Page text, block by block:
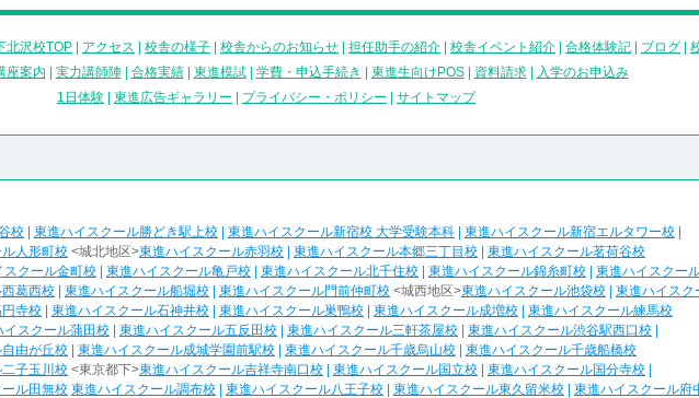
北沢校TOP アクセス 校舎の様子 校舎からのお知らせ 担任助手の紹介 校舎イベント紹介 合格体験記 ブログ
座案内 実力講師陣| 合格実績| 東進模試| 学費・申込手続き 東進生向けPOS| 資料請求|
入学のお申込み
1日体験
東進広告ギャラリー プライバシー・ポリシー サイトマップ
校 東進ハイスクール勝どき駅上校 東進ハイスクール新宿校 大学受験本科 東進ハイスクール新宿エルタワー校
人形町校 <城北地区>東進ハイスクール赤羽校 東進ハイスクール本郷三丁目校
東進ハイスクール茗荷谷校
スクール金町校 東進ハイスクール亀戸校 東進ハイスクール北千住校 東進ハイスクール錦糸町校 東進ハイスクー
葛西校 東進ハイスクール船堀校 東進ハイスクール門前仲町校 <城西地区>東進ハイスクール池袋校 東進ハイスク
寺校 東進ハイスクール石神井校 東進ハイスクール巣鴨校 東進ハイスクール成増校
東進ハイスクール練馬校
イスクール蒲田校 東進ハイスクール五反田校 東進ハイスクール三軒茶屋校 東進ハイスクール渋谷駅西口校
由が丘校 東進ハイスクール成城学園前駅校 東進ハイスクール千歳烏山校
東進ハイスクール千歳船橋校
子玉川校 <東京都下>東進ハイスクール吉祥寺南口校 東進ハイスクール国立校 東進ハイスクール国分寺校
ル田無校 東進ハイスクール調布校 東進ハイスクール八王子校 東進ハイスクール東久留米校 東進ハイスクール府